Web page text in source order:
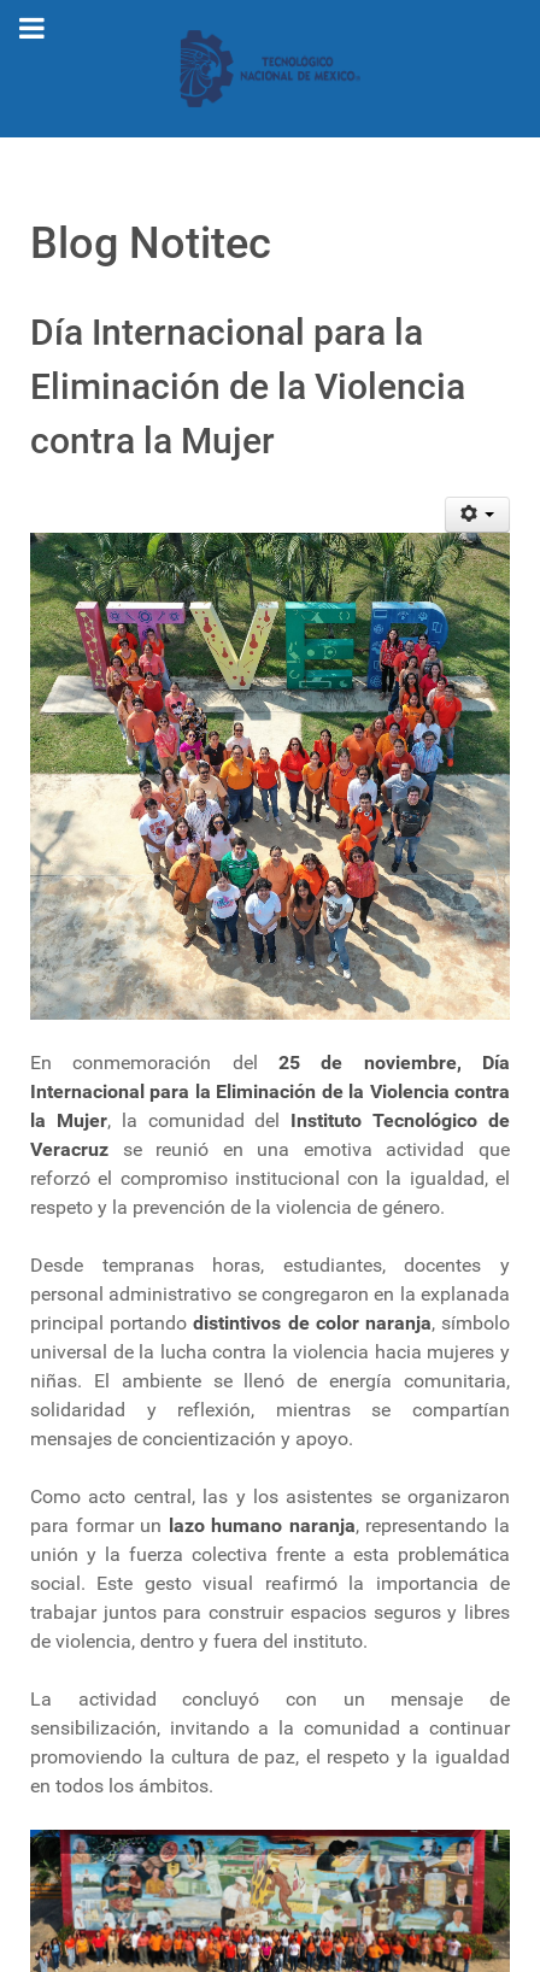
Blog Notitec
Día Internacional para la
Eliminación de la Violencia
contra la Mujer
En conmemoración del 25 de noviembre, Día
Internacional para la Eliminación de la Violencia contra
la Mujer, la comunidad del Instituto Tecnológico de
Veracruz se reunió en una emotiva actividad que
reforzó el compromiso institucional con la igualdad, el
respeto y la prevención de la violencia de género.
Desde tempranas horas, estudiantes, docentes y
personal administrativo se congregaron en la explanada
principal portandodistintivos de color naranja, símbolo
universal de la lucha contra la violencia hacia mujeres y
niñas. El ambiente se llenó de energía comunitaria,
solidaridad y reflexión, mientras se compartían
mensajes de concientización y apoyo.
Como acto central, las y los asistentes se organizaron
para formar un lazo humano naranja, representando la
unión y la fuerza colectiva frente a esta problemática
social. Este gesto visual reafirmó la importancia de
trabajar juntos para construir espacios seguros y libres
de violencia, dentro y fuera del instituto.
La actividad concluyó con un mensaje de
sensibilización, invitando a la comunidad a continuar
promoviendo la cultura de paz, el respeto y la igualdad
en todos los ámbitos.